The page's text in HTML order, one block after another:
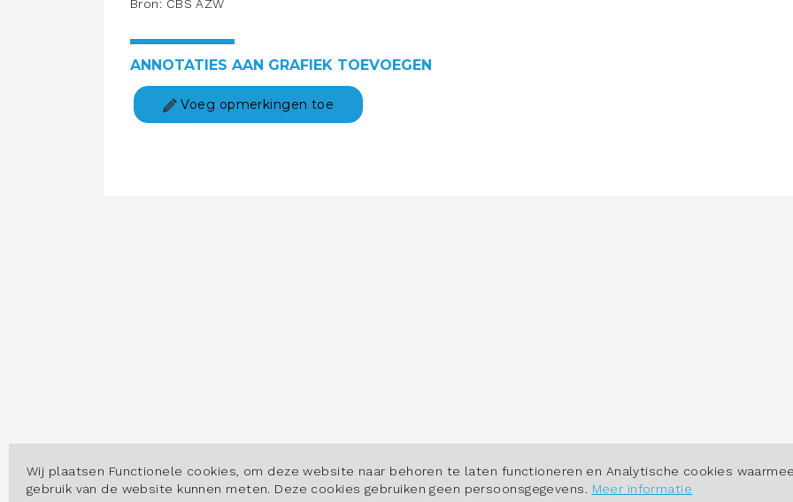
Wij plaatsen Functionele cookies, om deze website naar behoren te laten functioneren en Analytische cookies
gebruik van de website kunnen meten. Deze cookies gebruiken geen persoonsgegevens. Meer informatie
Bron: CBS AZW
ANNOTATIES AAN GRAFIEK TOEVOEGEN
Voeg opmerkingen toe